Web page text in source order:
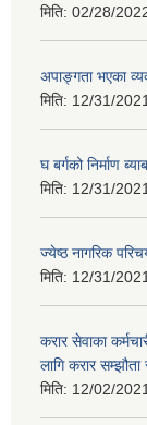
मिति: 02/28/
अपाङ्गता भएका
मिति: 12/31/
घ बर्गको निर्माण
मिति: 12/31/
ज्येष्ठ नागरिक
मिति: 12/31/
करार सेवाका
लागि करार
मिति: 12/02/